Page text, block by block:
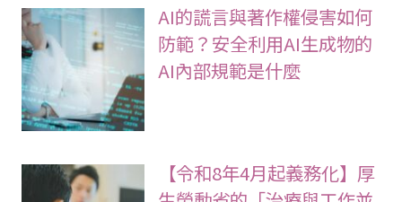
AI的謊言與著作權侵害如何
防範？安全利用AI生成物的
AI內部規範是什麼
【令和8年4月起義務化】厚